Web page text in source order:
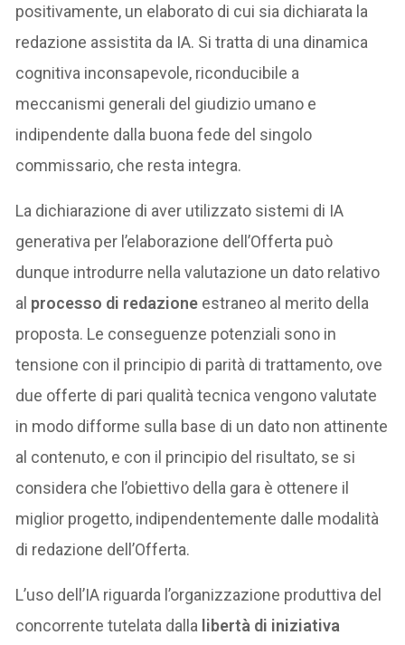
positivamente, un elaborato di cui sia dichiarata la
redazione assistita da IA. Si tratta di una dinamica
cognitiva inconsapevole, riconducibile a
meccanismi generali del giudizio umano e
indipendente dalla buona fede del singolo
commissario, che resta integra.
La dichiarazione di aver utilizzato sistemi di IA
generativa per l’elaborazione dell’Offerta può
dunque introdurre nella valutazione un dato relativo
al processo di redazione estraneo al merito della
proposta. Le conseguenze potenziali sono in
tensione con il principio di parità di trattamento, ove
due offerte di pari qualità tecnica vengono valutate
in modo difforme sulla base di un dato non attinente
al contenuto, e con il principio del risultato, se si
considera che l’obiettivo della gara è ottenere il
miglior progetto, indipendentemente dalle modalità
di redazione dell’Offerta.
L’uso dell’IA riguarda l’organizzazione produttiva del
concorrente tutelata dalla libertà di iniziativa